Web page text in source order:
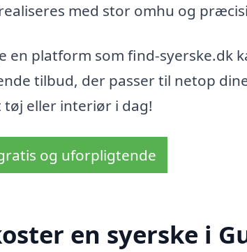
med stor omhu og
en platform som find-syerske.dk
tilbud, der passer til netop
eller interiør i dag!
og uforpligtende
en syerske i